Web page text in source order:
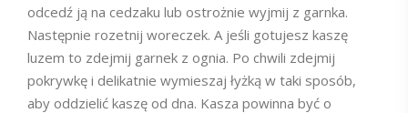
odcedź ją na cedzaku lub ostrożnie wyjmij z garnka.
Następnie rozetnij woreczek. A jeśli gotujesz kaszę
luzem to zdejmij garnek z ognia. Po chwili zdejmij
pokrywkę i delikatnie wymieszaj łyżką w taki sposób,
aby oddzielić kaszę od dna. Kasza powinna być o